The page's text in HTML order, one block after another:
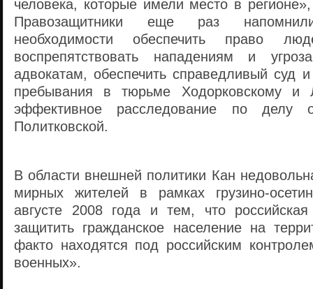
человека, которые имели место в
Правозащитники еще раз
необходимости обеспечить право
воспрепятствовать нападениям и
адвокатам, обеспечить справедливый суд
пребывания в тюрьме Ходорковскому и
эффективное расследование по делу
Политковской.
В области внешней политики Кан
мирных жителей в рамках грузино-
августе 2008 года и тем, что
защитить гражданское население на
факто находятся под российским
военных».